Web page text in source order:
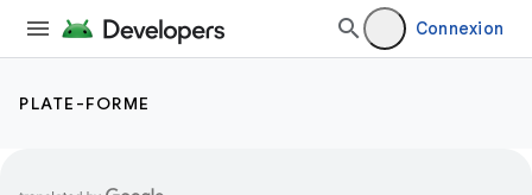
Connexion
PLATE-FORME